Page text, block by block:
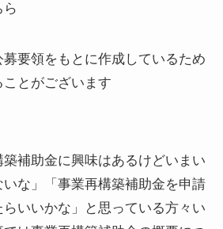
ら
要領をもとに作成しているため
とがございます
補助金に興味はあるけどいまい
な」「事業再構築補助金を申請
いいかな」と思っている方々い